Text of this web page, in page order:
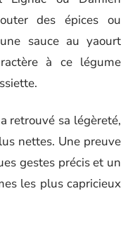
des épices ou
sauce au yaourt
à ce légume
retrouvé sa légèreté,
nettes. Une preuve
gestes précis et un
les plus capricieux